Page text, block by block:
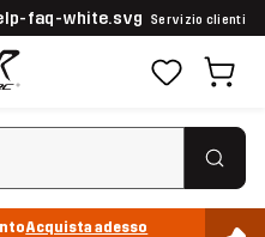
Servizio clienti
Acquista adesso